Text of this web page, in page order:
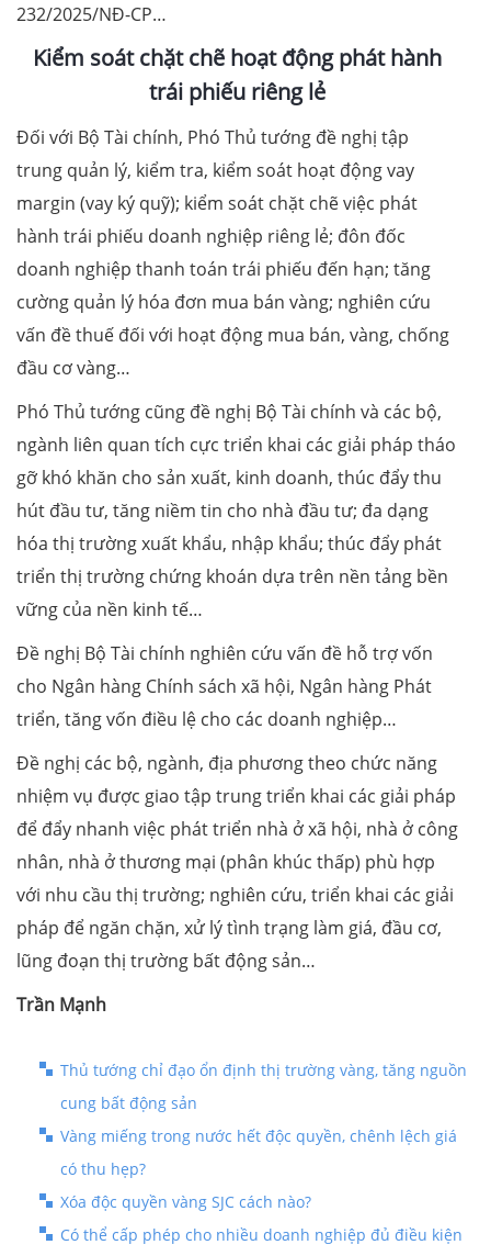
232/2025/NĐ-CP…
Kiểm soát chặt chẽ hoạt động phát hành
trái phiếu riêng lẻ
Đối với Bộ Tài chính, Phó Thủ tướng đề nghị tập
trung quản lý, kiểm tra, kiểm soát hoạt động vay
margin (vay ký quỹ); kiểm soát chặt chẽ việc phát
hành trái phiếu doanh nghiệp riêng lẻ; đôn đốc
doanh nghiệp thanh toán trái phiếu đến hạn; tăng
cường quản lý hóa đơn mua bán vàng; nghiên cứu
vấn đề thuế đối với hoạt động mua bán, vàng, chống
đầu cơ vàng…
Phó Thủ tướng cũng đề nghị Bộ Tài chính và các bộ,
ngành liên quan tích cực triển khai các giải pháp tháo
gỡ khó khăn cho sản xuất, kinh doanh, thúc đẩy thu
hút đầu tư, tăng niềm tin cho nhà đầu tư; đa dạng
hóa thị trường xuất khẩu, nhập khẩu; thúc đẩy phát
triển thị trường chứng khoán dựa trên nền tảng bền
vững của nền kinh tế…
Đề nghị Bộ Tài chính nghiên cứu vấn đề hỗ trợ vốn
cho Ngân hàng Chính sách xã hội, Ngân hàng Phát
triển, tăng vốn điều lệ cho các doanh nghiệp…
Đề nghị các bộ, ngành, địa phương theo chức năng
nhiệm vụ được giao tập trung triển khai các giải pháp
để đẩy nhanh việc phát triển nhà ở xã hội, nhà ở công
nhân, nhà ở thương mại (phân khúc thấp) phù hợp
với nhu cầu thị trường; nghiên cứu, triển khai các giải
pháp để ngăn chặn, xử lý tình trạng làm giá, đầu cơ,
lũng đoạn thị trường bất động sản…
Trần Mạnh
Thủ tướng chỉ đạo ổn định thị trường vàng, tăng nguồn
cung bất động sản
Vàng miếng trong nước hết độc quyền, chênh lệch giá
có thu hẹp?
Xóa độc quyền vàng SJC cách nào?
Có thể cấp phép cho nhiều doanh nghiệp đủ điều kiện